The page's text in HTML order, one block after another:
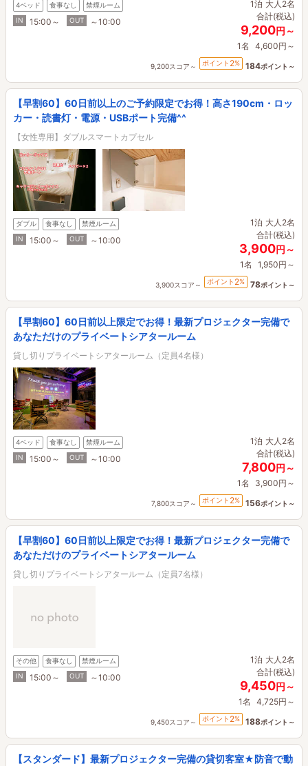
4ベッド 食事なし
禁煙ルーム
IN
15:00～ OUT ～10:00
1泊 大人2名
合計(税込)
9,200円～
1名 4,600円～
9,200スコア～ ポイント 2% 184ポイント～
【早割60】60日前以上のご予約限定でお得！高さ190cm・ロッ
カー・読書灯・電源・USBポート完備^^
【女性専用】ダブルスマートカプセル
ダブル 食事なし
禁煙ルーム
IN
15:00～ OUT ～10:00
1泊 大人2名
合計(税込)
3,900円～
1名 1,950円～
3,900スコア～ ポイント 2% 78ポイント～
【早割60】60日前以上限定でお得！最新プロジェクター完備で
あなただけのプライベートシアタールーム
貸し切りプライベートシアタールーム（定員4名様）
4ベッド 食事なし
禁煙ルーム
IN
15:00～ OUT ～10:00
1泊 大人2名
合計(税込)
7,800円～
1名 3,900円～
7,800スコア～ ポイント 2% 156ポイント～
【早割60】60日前以上限定でお得！最新プロジェクター完備で
あなただけのプライベートシアタールーム
貸し切りプライベートシアタールーム（定員7名様）
その他 食事なし
禁煙ルーム
IN
15:00～ OUT ～10:00
1泊 大人2名
合計(税込)
9,450円～
1名 4,725円～
9,450スコア～ ポイント 2% 188ポイント～
【スタンダード】最新プロジェクター完備の貸切客室★防音で動